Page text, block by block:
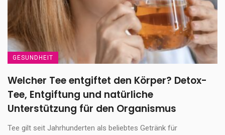
GESUNDHEIT
Welcher Tee entgiftet den Körper? Detox-
Tee, Entgiftung und natürliche
Unterstützung für den Organismus
Tee gilt seit Jahrhunderten als beliebtes Getränk für